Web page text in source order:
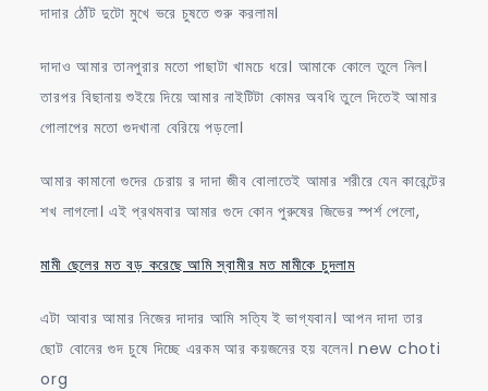
দাদার ঠোঁট দুটো মুখে ভরে চুষতে শুরু করলাম।
দাদাও আমার তানপুরার মতো পাছাটা খামচে ধরে। আমাকে কোলে তুলে নিল।
তারপর বিছানায় শুইয়ে দিয়ে আমার নাইটিটা কোমর অবধি তুলে দিতেই আমার
গোলাপের মতো গুদখানা বেরিয়ে পড়লো।
আমার কামানো গুদের চেরায় র দাদা জীব বোলাতেই আমার শরীরে যেন কারেন্টের
শখ লাগলো। এই প্রথমবার আমার গুদে কোন পুরুষের জিভের স্পর্শ পেলো,
মামী ছেলের মত বড় করেছে আমি স্বামীর মত মামীকে চুদলাম
এটা আবার আমার নিজের দাদার আমি সত্যি ই ভাগ্যবান। আপন দাদা তার
ছোট বোনের গুদ চুষে দিচ্ছে এরকম আর কয়জনের হয় বলেন। new choti
org